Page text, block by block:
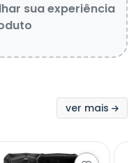
sua experiência
ver mais